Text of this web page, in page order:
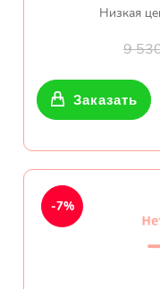
Низкая
9
Заказать
-7%